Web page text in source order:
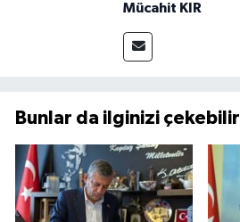
Mücahit KIR
Bunlar da ilginizi çekebilir